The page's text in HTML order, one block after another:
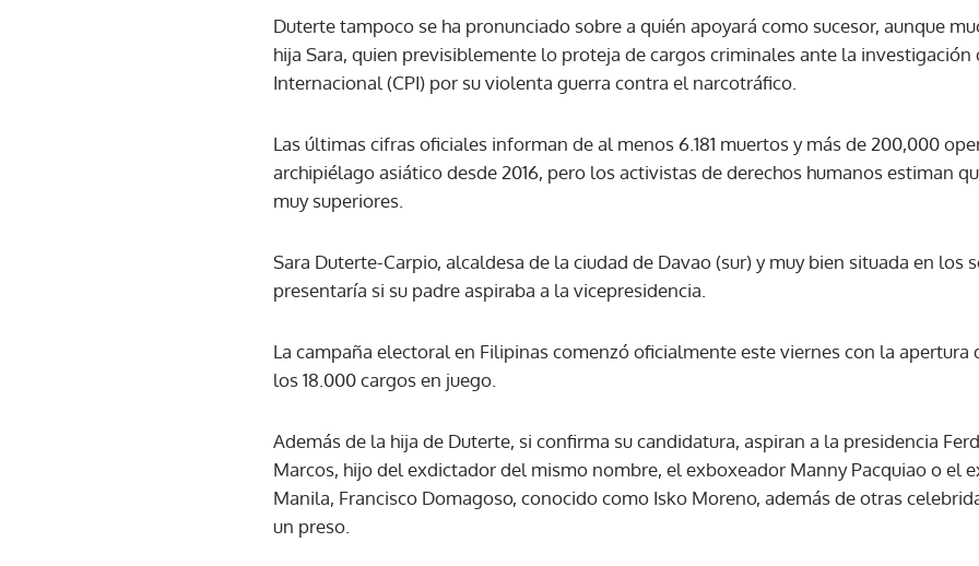
Duterte tampoco se ha pronunciado sobre a quién apoyará como sucesor, aunque
hija Sara, quien previsiblemente lo proteja de cargos criminales ante la investigación
Internacional (CPI) por su violenta guerra contra el narcotráfico.
Las últimas cifras oficiales informan de al menos 6.181 muertos y más de 200,000
archipiélago asiático desde 2016, pero los activistas de derechos humanos estiman
muy superiores.
Sara Duterte-Carpio, alcaldesa de la ciudad de Davao (sur) y muy bien situada en los
presentaría si su padre aspiraba a la vicepresidencia.
La campaña electoral en Filipinas comenzó oficialmente este viernes con la apertura
los 18.000 cargos en juego.
Además de la hija de Duterte, si confirma su candidatura, aspiran a la presidencia
Marcos, hijo del exdictador del mismo nombre, el exboxeador Manny Pacquiao o el
Manila, Francisco Domagoso, conocido como Isko Moreno, además de otras
un preso.